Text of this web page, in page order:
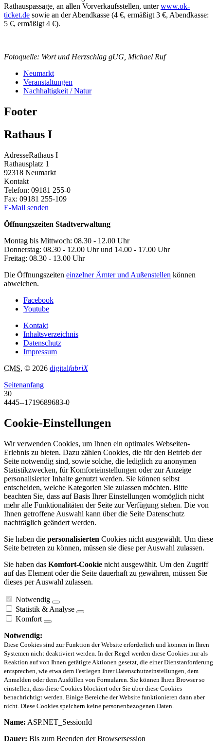
Rathauspassage, an allen Vorverkaufsstellen, unterwww.ok-
ticket.de sowie an der Abendkasse (4 €, ermäßigt 3 €, Abendkasse:
5 €, ermäßigt 4 €).
Fotoquelle: Wort und Herzschlag gUG, Michael Ruf
Neumarkt
Veranstaltungen
Nachhaltigkeit / Natur
Footer
Rathaus I
AdresseRathaus I
Rathausplatz 1
92318 Neumarkt
Kontakt
Telefon: 09181 255-0
Fax: 09181 255-109
E-Mail senden
Öffnungszeiten Stadtverwaltung
Montag bis Mittwoch: 08.30 - 12.00 Uhr
Donnerstag: 08.30 - 12.00 Uhr und 14.00 - 17.00 Uhr
Freitag: 08.30 - 13.00 Uhr
Die Öffnungszeiten einzelner Ämter und Außenstellen können
abweichen.
Facebook
Youtube
Kontakt
Inhaltsverzeichnis
Datenschutz
Impressum
CMS, © 2026 digitalfabriX
Seitenanfang
30
4445--1719689683-0
Cookie-Einstellungen
Wir verwenden Cookies, um Ihnen ein optimales Webseiten-
Erlebnis zu bieten. Dazu zählen Cookies, die für den Betrieb der
Seite notwendig sind, sowie solche, die lediglich zu anonymen
Statistikzwecken, für Komforteinstellungen oder zur Anzeige
personalisierter Inhalte genutzt werden. Sie können selbst
entscheiden, welche Kategorien Sie zulassen möchten. Bitte
beachten Sie, dass auf Basis Ihrer Einstellungen womöglich nicht
mehr alle Funktionalitäten der Seite zur Verfügung stehen. Die von
Ihnen getroffene Auswahl kann über die Seite Datenschutz
nachträglich geändert werden.
Sie haben die personalisierten Cookies nicht ausgewählt. Um diese
Seite betreten zu können, müssen sie diese per Auswahl zulassen.
Sie haben das Komfort-Cookie nicht ausgewählt. Um den Zugriff
auf das Element oder die Seite dauerhaft zu gewähren, müssen Sie
dieses per Auswahl zulassen.
Notwendig
Statistik & Analyse
Komfort
Notwendig:
Diese Cookies sind zur Funktion der Website erforderlich und können in Ihren
Systemen nicht deaktiviert werden. In der Regel werden diese Cookies nur als
Reaktion auf von Ihnen getätigte Aktionen gesetzt, die einer Dienstanforderung
entsprechen, wie etwa dem Festlegen Ihrer Datenschutzeinstellungen, dem
Anmelden oder dem Ausfüllen von Formularen. Sie können Ihren Browser so
einstellen, dass diese Cookies blockiert oder Sie über diese Cookies
benachrichtigt werden. Einige Bereiche der Website funktionieren dann aber
nicht. Diese Cookies speichern keine personenbezogenen Daten.
Name: ASP.NET_SessionId
Dauer: Bis zum Beenden der Browsersession